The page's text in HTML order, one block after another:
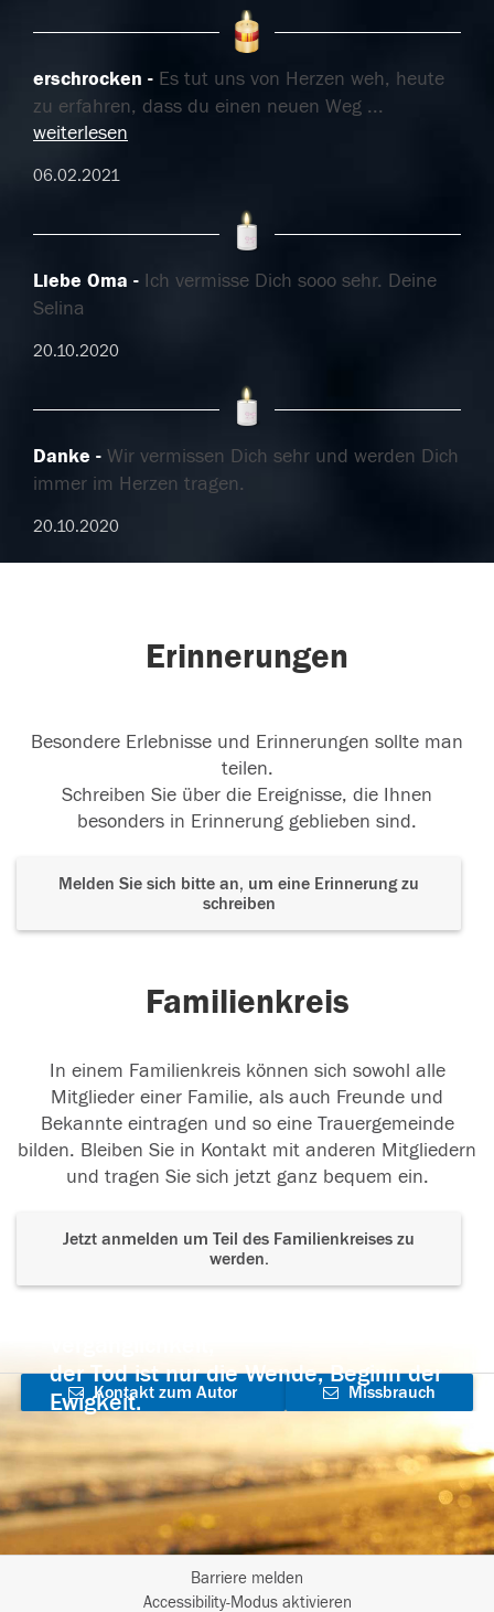
erschrocken
Es tut uns von Herzen weh, heute
zu erfahren, dass du einen neuen Weg ...
weiterlesen
06.02.2021
Liebe Oma
Ich vermisse Dich sooo sehr. Deine
Selina
20.10.2020
Danke
Wir vermissen Dich sehr und werden Dich
immer im Herzen tragen.
20.10.2020
Erinnerungen
Besondere Erlebnisse und Erinnerungen sollte man
teilen.
Schreiben Sie über die Ereignisse, die Ihnen
besonders in Erinnerung geblieben sind.
Melden Sie sich bitte an, um eine Erinnerung zu
schreiben
Familienkreis
In einem Familienkreis können sich sowohl alle
Mitglieder einer Familie, als auch Freunde und
Bekannte eintragen und so eine Trauergemeinde
bilden. Bleiben Sie in Kontakt mit anderen Mitgliedern
und tragen Sie sich jetzt ganz bequem ein.
Jetzt anmelden um Teil des Familienkreises zu
werden.
der Tod ist nur die Wende, Beginn der
Ewigkeit.
Kontakt zum Autor
aufnehmen
Missbrauch
Barriere melden
Accessibility-Modus aktivieren